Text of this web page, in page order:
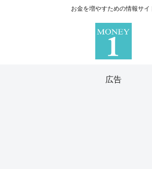
お金を増やすための情報サイ
広告